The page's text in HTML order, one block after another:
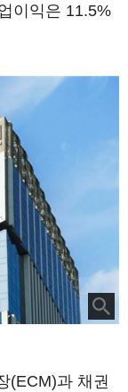
이익은 11.5%
(ECM)과 채권